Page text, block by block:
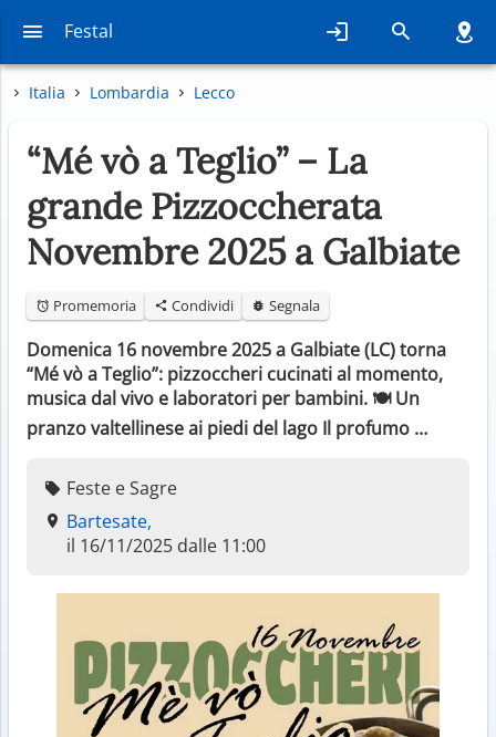
Festal
Italia Lombardia Lecco
“Mé vò a Teglio” – La
grande Pizzoccherata
Novembre 2025 a Galbiate
Promemoria Condividi Segnala
Domenica 16 novembre 2025 a Galbiate (LC) torna
“Mé vò a Teglio”: pizzoccheri cucinati al momento,
musica dal vivo e laboratori per bambini. 🍽️ Un
pranzo valtellinese ai piedi del lago Il profumo …
Feste e Sagre
Bartesate,
il 16/11/2025 dalle 11:00